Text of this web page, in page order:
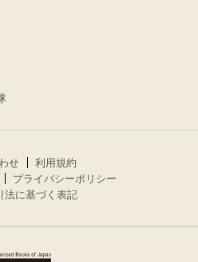
せ
利用規約
プライバシーポリシー
法に基づく表記